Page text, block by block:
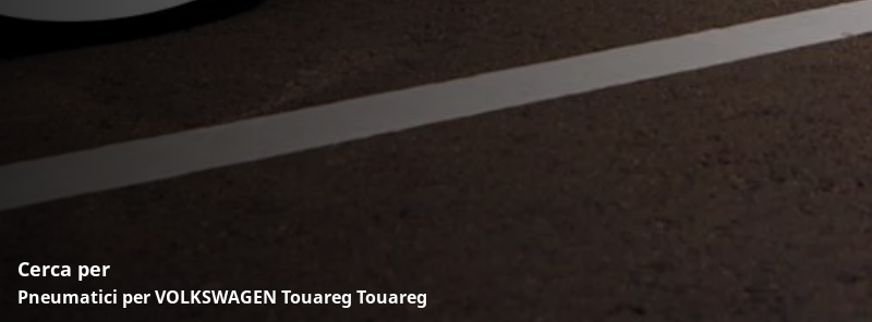
Cerca per
Pneumatici per VOLKSWAGEN Touareg Touareg